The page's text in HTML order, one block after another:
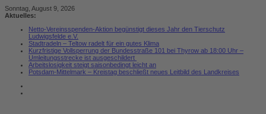
Zum
Inhalt
Sonntag, August 9, 2026
Aktuelles:
Netto-Vereinsspenden-Aktion begünstigt dieses Jahr den Tierschutz
Ludwigsfelde e.V.
Stadtradeln – Teltow radelt für ein gutes Klima
Kurzfristige Vollsperrung der Bundesstraße 101 bei Thyrow ab 18:00 Uhr –
Umleitungsstrecke ist ausgeschildert
Arbeitslosigkeit steigt saisonbedingt leicht an
Potsdam-Mittelmark – Kreistag beschließt neues Leitbild des Landkreises